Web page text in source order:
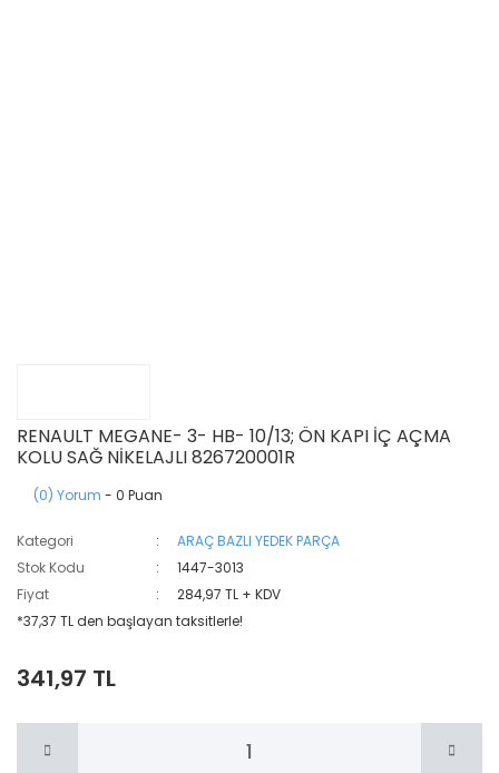
RENAULT MEGANE- 3- HB- 10/13; ÖN KAPI İÇ AÇMA
KOLU SAĞ NİKELAJLI 826720001R
(0) Yorum - 0 Puan
Kategori
ARAÇ BAZLI YEDEK PARÇA
Stok Kodu
1447-3013
Fiyat
284,97 TL + KDV
*37,37 TL den başlayan taksitlerle!
341,97 TL